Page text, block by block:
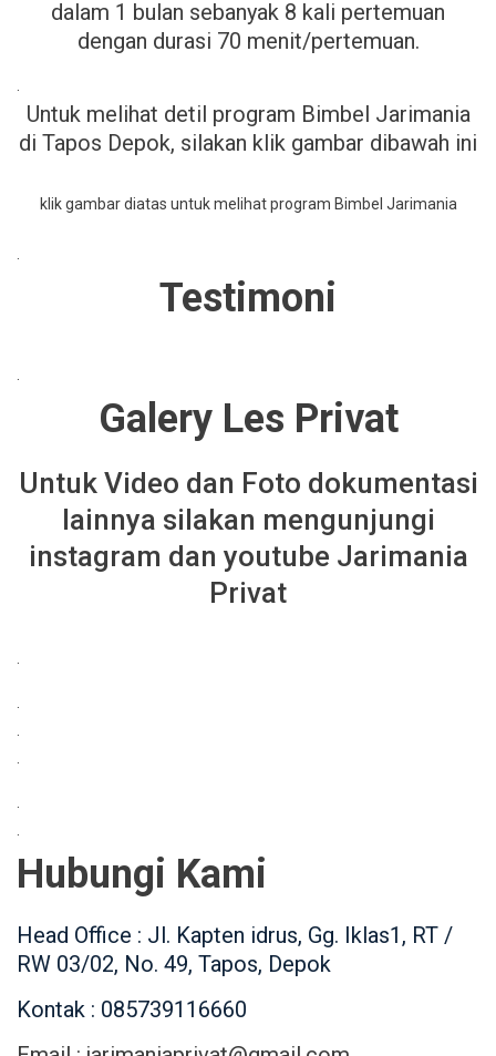
dalam 1 bulan sebanyak 8 kali pertemuan
dengan durasi 70 menit/pertemuan.
Untuk melihat detil program Bimbel Jarimania
di Tapos Depok, silakan klik gambar dibawah ini
klik gambar diatas untuk melihat program Bimbel Jarimania
Testimoni
Galery Les Privat
Untuk Video dan Foto dokumentasi
lainnya silakan mengunjungi
instagram dan youtube Jarimania
Privat
Hubungi Kami
Head Office : Jl. Kapten idrus, Gg. Iklas1, RT /
RW 03/02, No. 49, Tapos, Depok
Kontak : 085739116660